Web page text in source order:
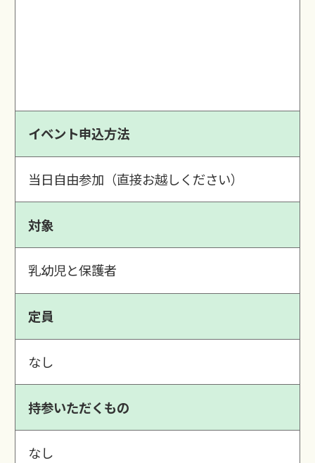
イベント申込方法
当日自由参加（直接お越しください）
対象
乳幼児と保護者
定員
なし
持参いただくもの
なし